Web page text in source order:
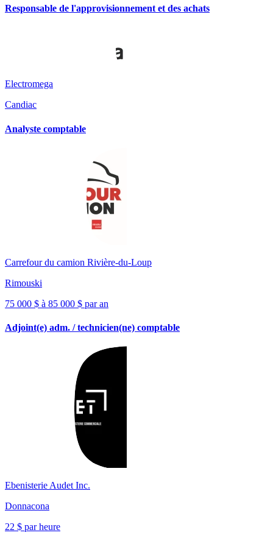
Responsable de l'approvisionnement et des achats
Electromega
Candiac
Analyste comptable
Carrefour du camion Rivière-du-Loup
Rimouski
75 000 $ à 85 000 $ par an
Adjoint(e) adm. / technicien(ne) comptable
Ebenisterie Audet Inc.
Donnacona
22 $ par heure